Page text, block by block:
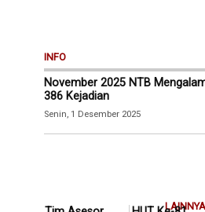
INFO
November 2025 NTB
386 Kejadian
Senin, 1 Desember 2025
LAINNYA